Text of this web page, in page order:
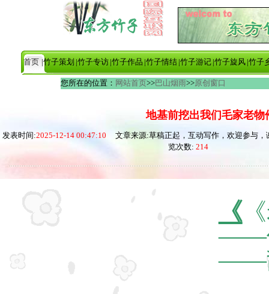
首页 |竹子策划 |竹子专访 |竹子作品 |竹子情结 |竹子游记 |竹子旋风 |竹子
您所在的位置： 网站首页>>巴山烟雨>>原创窗口
地基前挖出我们毛家老物
发表时间:2025-12-14 00:47:10 文章来源:草稿正起，互动写作，欢迎参与
览次数: 214
《
——
——